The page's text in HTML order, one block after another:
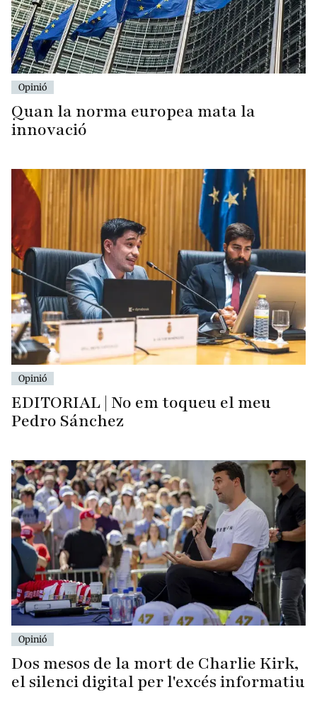
Opinió
Quan la norma europea mata la
innovació
Opinió
EDITORIAL | No em toqueu el meu
Pedro Sánchez
Opinió
Dos mesos de la mort de Charlie Kirk,
el silenci digital per l'excés informatiu